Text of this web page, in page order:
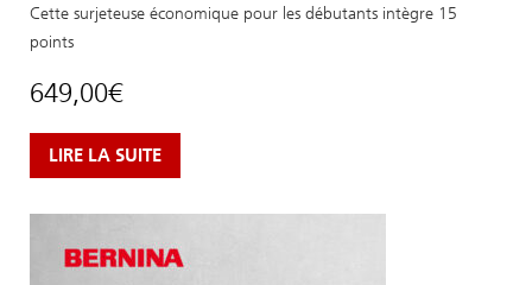
Cette surjeteuse économique pour les débutants intègre 15
points
649,00€
LIRE LA SUITE